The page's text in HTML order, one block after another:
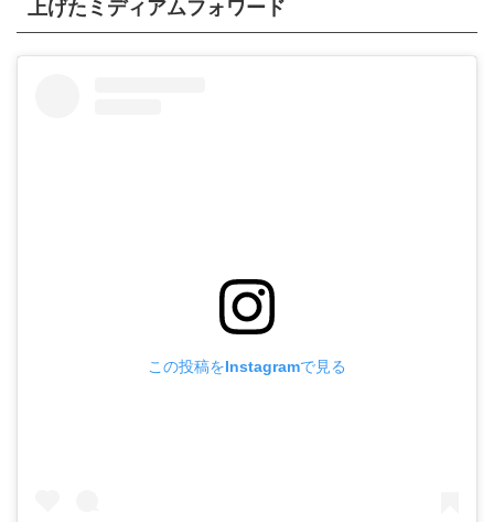
上げたミディアムフォワード
この投稿をInstagramで見る